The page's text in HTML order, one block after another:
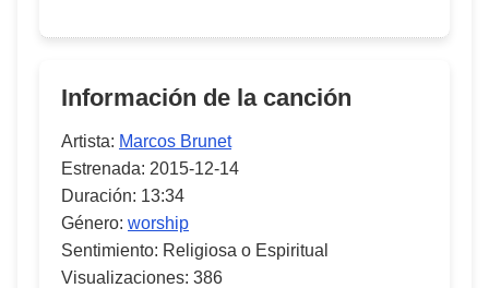
Información de la canción
Artista: Marcos Brunet
Estrenada: 2015-12-14
Duración: 13:34
Género: worship
Sentimiento: Religiosa o Espiritual
Visualizaciones: 386